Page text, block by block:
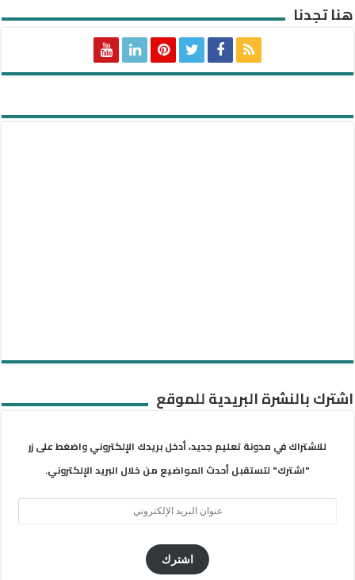
هنا تجدنا
اشترك بالنشرة البريدية للموقع
للاشتراك في مدونة تعليم جديد، أدخل بريدك الإلكتروني واضغط على زر
"اشترك" لتستقبل أحدث المواضيع من خلال البريد الإلكتروني.
اشترك